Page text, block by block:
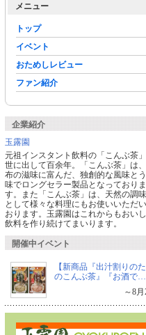
メニュー
トップ
イベント
おためしレビュー
ファン紹介
企業紹介
玉露園
元祖インスタント飲料の「こんぶ茶
世に出して百余年。「こんぶ茶」は
布の滋味に富んだ、独創的な風味と
味でロングセラー製品となっておりま
す。また「こんぶ茶」は、天然の調
として様々な料理にもお使いいただ
おります。玉露園はこれからもおい
飲料を作り続けてまいります。
開催中イベント
【新商品『出汁割りの
のこんぶ茶』『お酒で…
～8月